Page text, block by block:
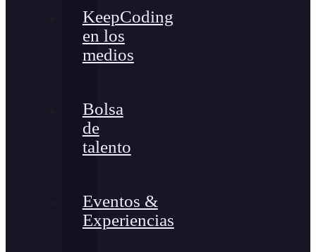
KeepCoding
en los
medios
Bolsa
de
talento
Eventos &
Experiencias